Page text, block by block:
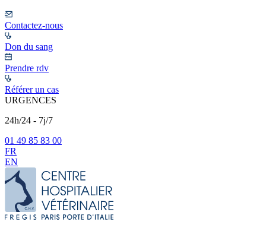
Contactez-nous
Don du sang
Prendre rdv
Référer un cas
URGENCES
24h/24 - 7j/7
01 49 85 83 00
FR
EN